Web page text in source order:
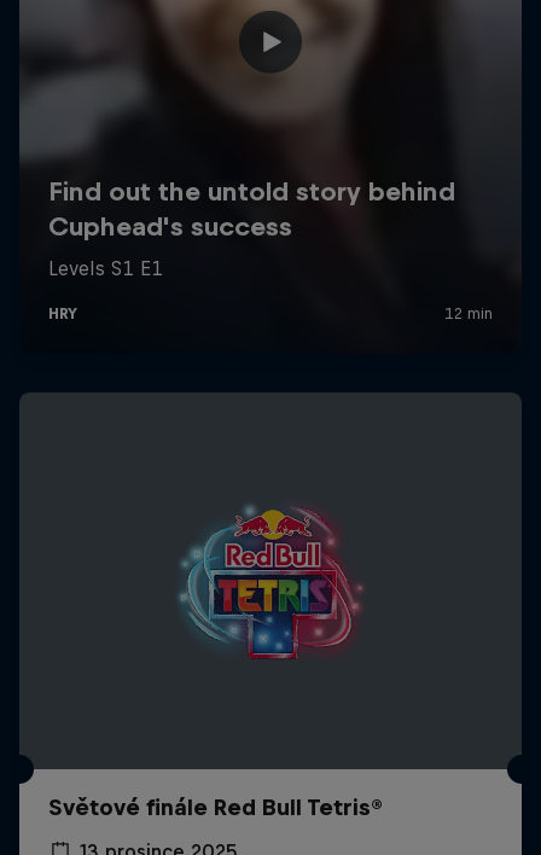
Světové finále Red Bull Tetris®